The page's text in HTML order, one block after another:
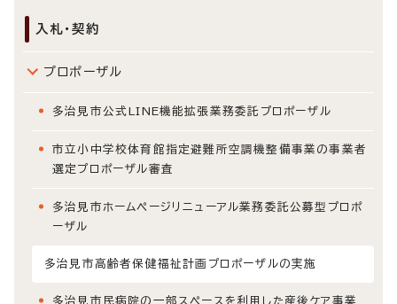
入札・契約
プロポーザル
多治見市公式LINE機能拡張業務委託プロポーザル
市立小中学校体育館指定避難所空調機整備事業の事業者
選定プロポーザル審査
多治見市ホームページリニューアル業務委託公募型プロポ
ーザル
多治見市高齢者保健福祉計画プロポーザルの実施
多治見市民病院の一部スペースを利用した産後ケア事業